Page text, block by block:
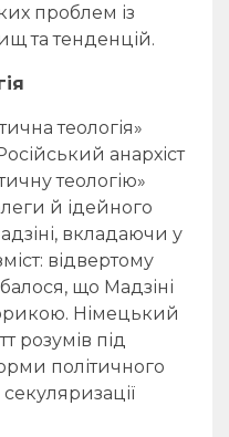
проблем із
та тенденцій.
теологія»
анархіст
теологію»
й ідейного
вкладаючи у
відвертому
що Мадзіні
Німецький
розумів під
політичного